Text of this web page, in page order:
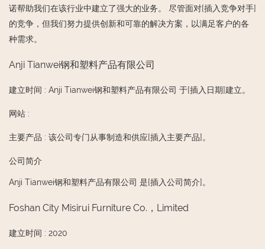
诺帮助我们在该行业中建立了强大的业务。 尽管面对[插入竞争对手]
的竞争，但我们努力提供创新和可靠的解决方案，以满足客户的各
种需求。
Anji Tianwei钢和塑料产品有限公司
建立时间 : Anji Tianwei钢和塑料产品有限公司 于[插入日期]建立。
网站 :
主要产品 : 该公司专门从事制造和供应[插入主要产品]。
公司简介
Anji Tianwei钢和塑料产品有限公司 是[插入公司简介]。
Foshan City Misirui Furniture Co.，Limited
建立时间 : 2020